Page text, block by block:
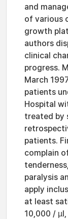
and
of various
growth
authors
clinical
progress.
March
patients
Hospital
treated by
patients.
complain
paralysis
apply
at least
10,000 /